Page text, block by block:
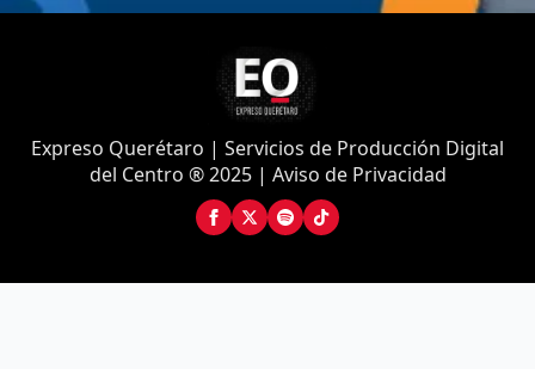
Expreso Querétaro | Servicios de Producción Digital
del Centro ® 2025 | Aviso de Privacidad